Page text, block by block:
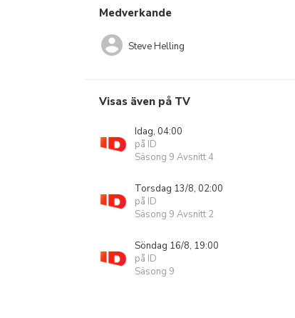
Medverkande
Steve Helling
Visas även på TV
Idag, 04:00
på ID
Säsong 9 Avsnitt 4
Torsdag 13/8, 02:00
på ID
Säsong 9 Avsnitt 2
Söndag 16/8, 19:00
på ID
Säsong 9